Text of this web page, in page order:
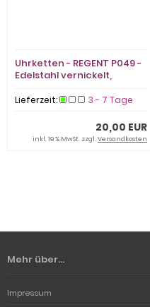
Uhrketten - REGENT P049 -
Edelstahl vernickelt,
Lieferzeit: 3 - 7 Tage
20,00 EUR
inkl. 19 % MwSt. zzgl.Versandkosten
Mehr über...
Impressum